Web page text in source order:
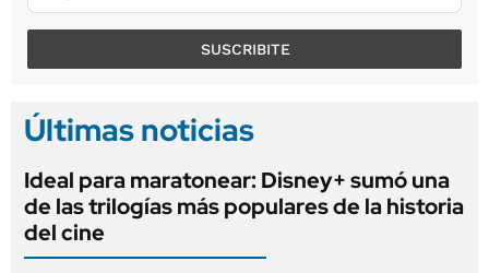
SUSCRIBITE
Últimas noticias
Ideal para maratonear: Disney+ sumó una
de las trilogías más populares de la historia
del cine